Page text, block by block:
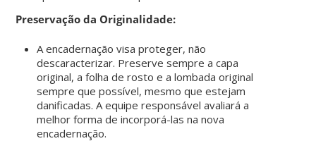
Preservação da Originalidade:
A encadernação visa proteger, não
descaracterizar. Preserve sempre a capa
original, a folha de rosto e a lombada original
sempre que possível, mesmo que estejam
danificadas. A equipe responsável avaliará a
melhor forma de incorporá-las na nova
encadernação.